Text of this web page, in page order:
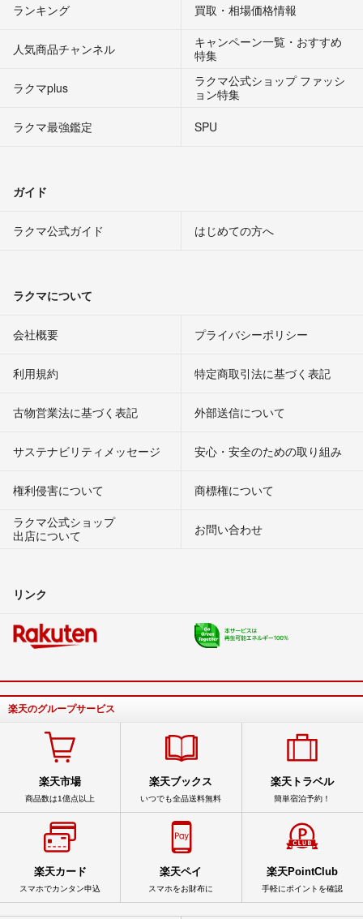
ランキング 買取・相場価格情報
人気商品チャンネル
キャンペーン一覧・おすすめ
特集
ラクマplus
ラクマ公式ショップ ファッシ
ョン特集
ラクマ最強鑑定
SPU
ガイド
ラクマ公式ガイド はじめての方へ
ラクマについて
会社概要 プライバシーポリシー
利用規約 特定商取引法に基づく表記
古物営業法に基づく表記 外部送信について
サステナビリティメッセージ 安心・安全のための取り組み
権利侵害について
商標権について
ラクマ公式ショップ
出店について
お問い合わせ
リンク
楽天のグループサービス
楽天市場
商品数は1億点以上
楽天ブックス
いつでも全品送料無料
楽天トラベル
簡単宿泊予約！
楽天カード
スマホでカンタン申込
楽天ペイ
スマホをお財布に
楽天PointClub
手軽にポイントを確認